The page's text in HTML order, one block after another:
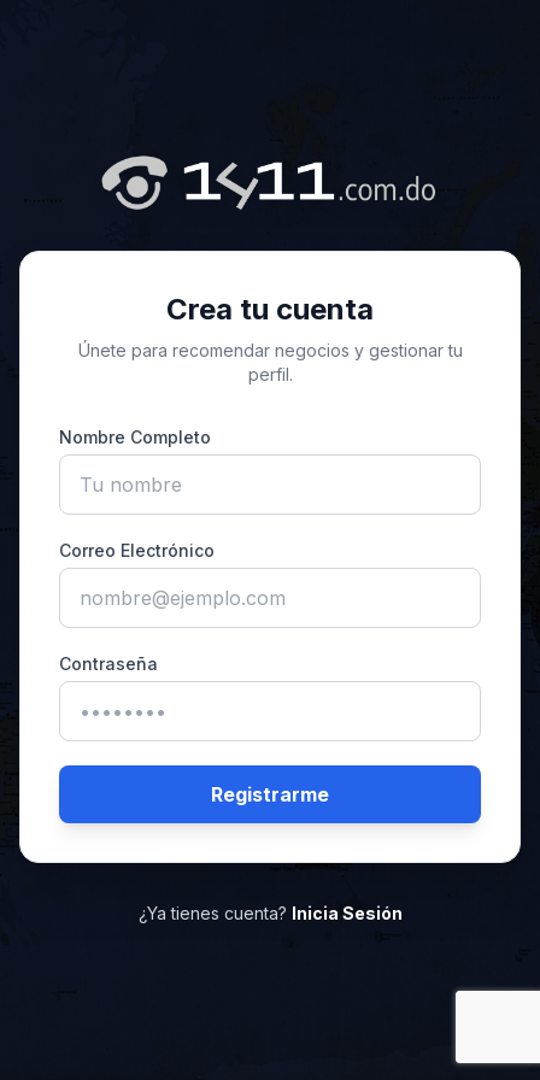
Crea tu cuenta
Únete para recomendar negocios y gestionar tu
perfil.
Nombre Completo
Correo Electrónico
Contraseña
Registrarme
¿Ya tienes cuenta? Inicia Sesión